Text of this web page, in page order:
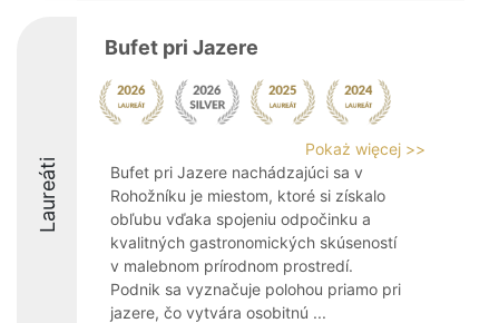
Laureáti
Bufet pri Jazere
Pokaż więcej >>
Bufet pri Jazere nachádzajúci sa v
Rohožníku je miestom, ktoré si získalo
obľubu vďaka spojeniu odpočinku a
kvalitných gastronomických skúseností
v malebnom prírodnom prostredí.
Podnik sa vyznačuje polohou priamo pri
jazere, čo vytvára osobitnú ...